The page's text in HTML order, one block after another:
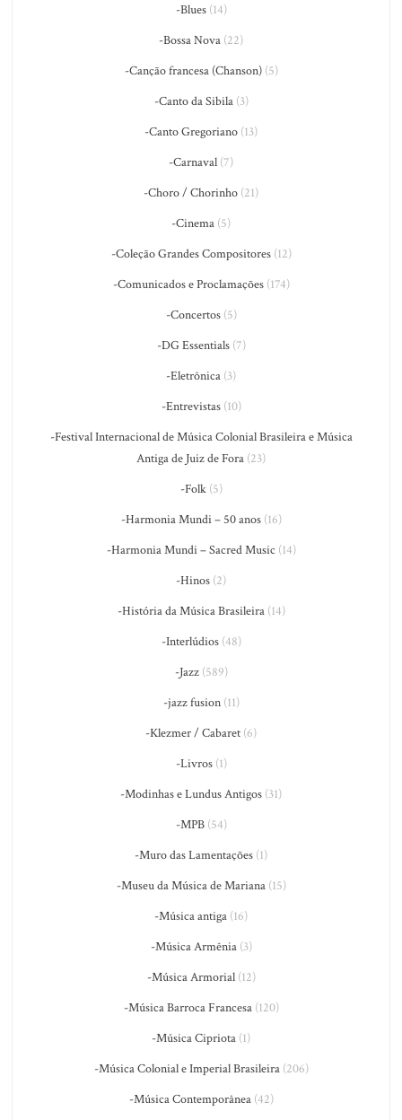
-Blues(14)
-Bossa Nova (22)
-Canção francesa (Chanson)(5)
-Canto da Sibila(3)
-Canto Gregoriano (13)
-Carnaval (7)
-Choro / Chorinho (21)
-Cinema (5)
-Coleção Grandes Compositores(12)
-Comunicados e Proclamações(174)
-Concertos(5)
-DG Essentials(7)
-Eletrônica (3)
-Entrevistas(10)
-Festival Internacional de Música Colonial Brasileira e Música
Antiga de Juiz de Fora (23)
-Folk(5)
-Harmonia Mundi – 50 anos(16)
-Harmonia Mundi – Sacred Music (14)
-Hinos (2)
-História da Música Brasileira(14)
-Interlúdios(48)
-Jazz(589)
-jazz fusion(11)
-Klezmer / Cabaret (6)
-Livros(1)
-Modinhas e Lundus Antigos (31)
-MPB(54)
-Muro das Lamentações (1)
-Museu da Música de Mariana(15)
-Música antiga (16)
-Música Armênia(3)
-Música Armorial(12)
-Música Barroca Francesa(120)
-Música Cipriota (1)
-Música Colonial e Imperial Brasileira(206)
-Música Contemporânea(42)